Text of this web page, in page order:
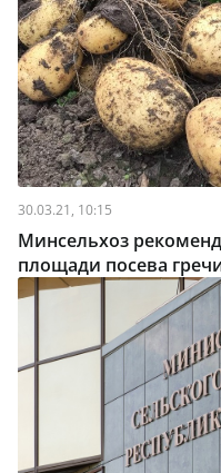
30.03.21, 10:15
Минсельхоз
площади посева